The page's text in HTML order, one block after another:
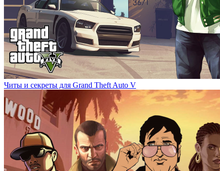
Читы и секреты для Grand Theft Auto V